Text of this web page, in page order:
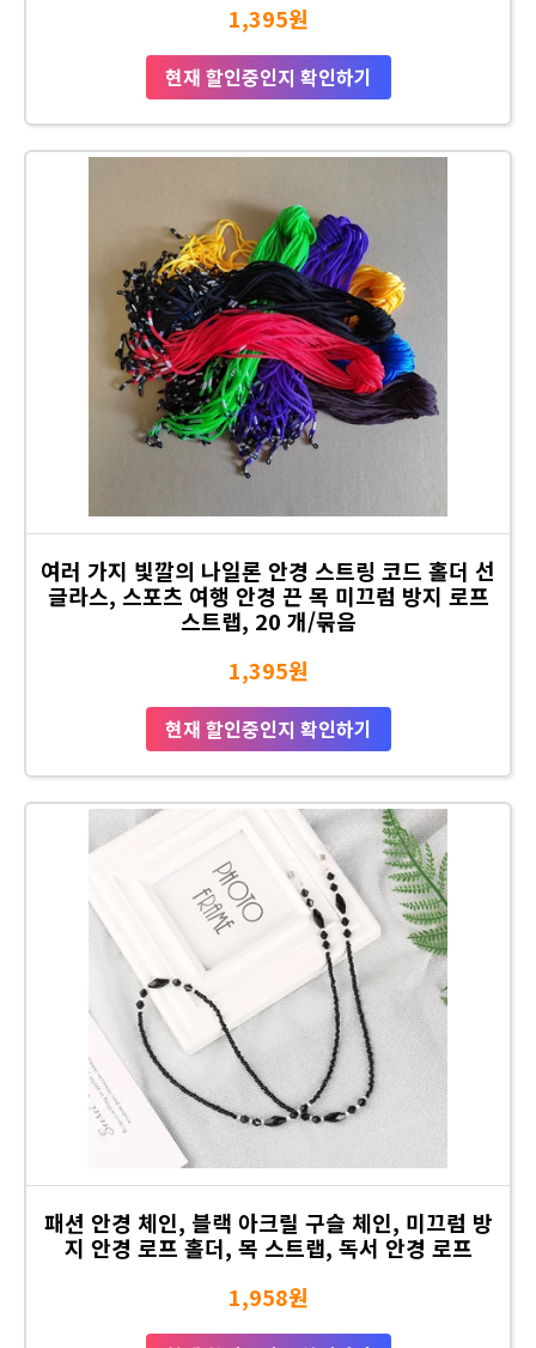
1,395원
현재 할인중인지 확인하기
여러 가지 빛깔의 나일론 안경 스트링 코드 홀더 선
글라스, 스포츠 여행 안경 끈 목 미끄럼 방지 로프
스트랩, 20 개/묶음
1,395원
현재 할인중인지 확인하기
패션 안경 체인, 블랙 아크릴 구슬 체인, 미끄럼 방
지 안경 로프 홀더, 목 스트랩, 독서 안경 로프
1,958원